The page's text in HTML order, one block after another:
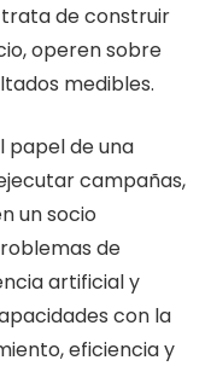
trata de construir
operen sobre
medibles.
papel de una
campañas,
un socio
de
artificial y
con la
eficiencia y